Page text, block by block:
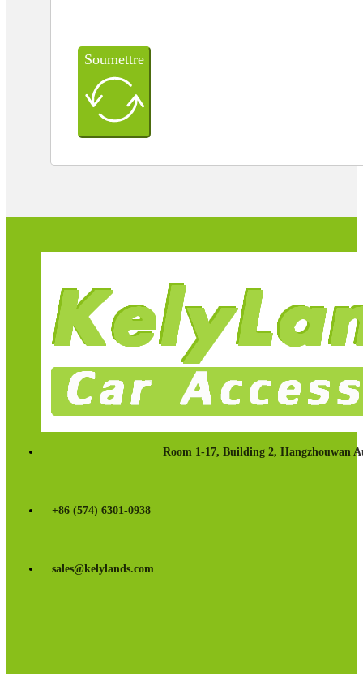
Soumettre
Room 1-17, Building 2, Hangzhouwan
+86 (574) 6301-0938
sales@kelylands.com